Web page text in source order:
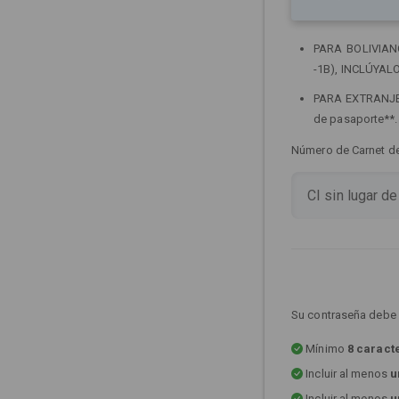
PARA
-1B),
PARA
de pasaporte**.
Número de Carnet
Su contraseña
Mínimo 8
Incluir al menos